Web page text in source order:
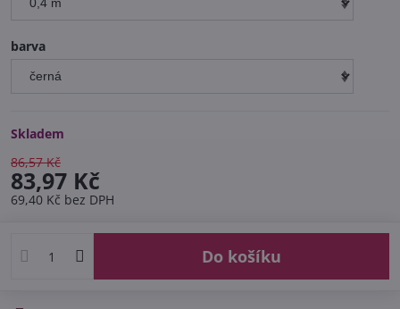
barva
Skladem
86,57 Kč
83,97 Kč
69,40 Kč bez DPH
Do košíku